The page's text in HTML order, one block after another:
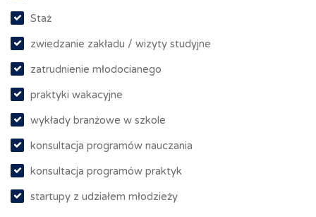
Staż
zwiedzanie zakładu / wizyty studyjne
zatrudnienie młodocianego
praktyki wakacyjne
wykłady branżowe w szkole
konsultacja programów nauczania
konsultacja programów praktyk
startupy z udziałem młodzieży